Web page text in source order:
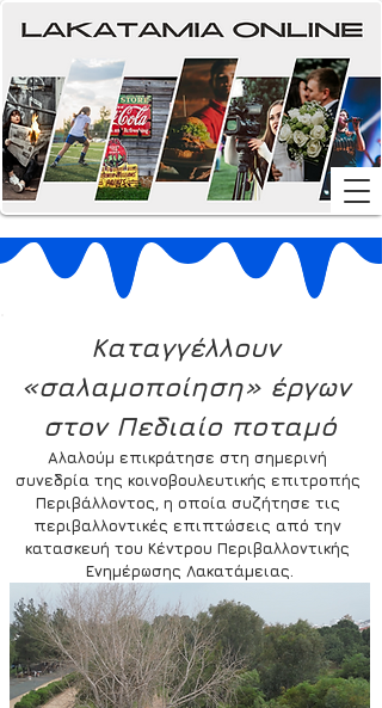
Καταγγέλλουν
«σαλαμοποίηση» έργων
στον Πεδιαίο ποταμό
Αλαλούμ επικράτησε στη σημερινή
συνεδρία της κοινοβουλευτικής επιτροπής
Περιβάλλοντος, η οποία συζήτησε τις
περιβαλλοντικές επιπτώσεις από την
κατασκευή του Κέντρου Περιβαλλοντικής
Ενημέρωσης Λακατάμειας.